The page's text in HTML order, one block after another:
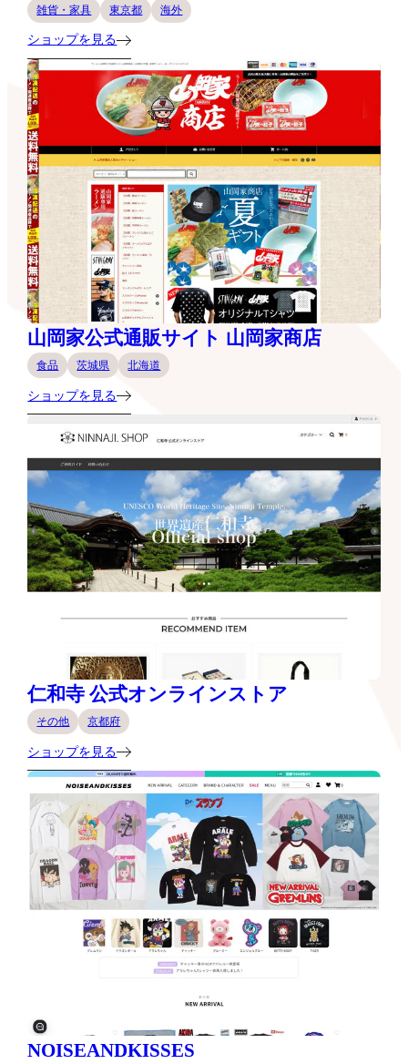
雑貨・家具 東京都 海外
ショップを見る
山岡家公式通販サイト 山岡家商店
食品 茨城県 北海道
ショップを見る
仁和寺 公式オンラインストア
その他 京都府
ショップを見る
NOISEANDKISSES